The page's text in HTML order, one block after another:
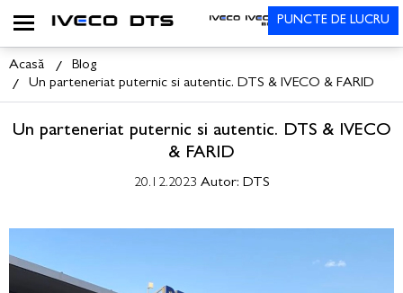
PUNCTE DE LUCRU
Acasă
Blog
Un parteneriat puternic si autentic. DTS & IVECO & FARID
Un parteneriat puternic si autentic. DTS & IVECO
& FARID
20.12.2023 Autor: DTS